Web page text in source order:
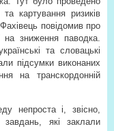
картування ризиків
повідомив про
на зниження паводка.
та словацькі
підсумки виконаних
на транскордонній
непроста і, звісно,
завдань, які заклали